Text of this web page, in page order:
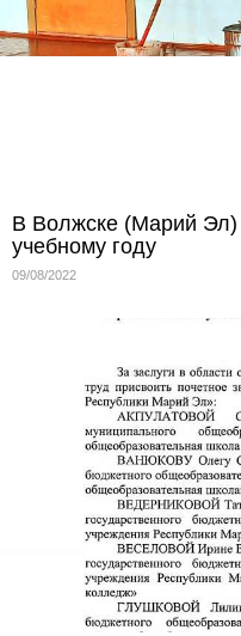
В Волжске (Марий Эл)
учебному году
09/08/2022